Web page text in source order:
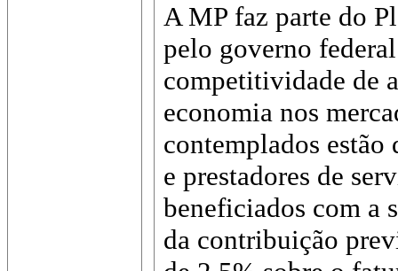
A MP faz parte do
pelo governo
competitividade de
economia nos
contemplados estão
e prestadores de
beneficiados com a
da contribuição